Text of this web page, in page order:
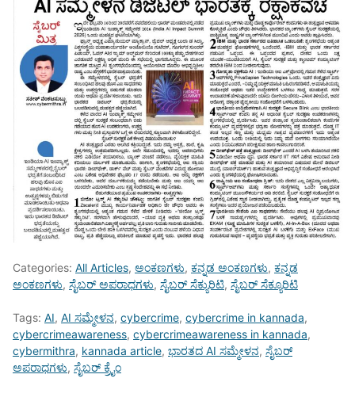
Categories: All Articles, ಅಂಕಣಗಳು, ಕನ್ನಡ ಅಂಕಣಗಳು, ಕನ್ನಡ
ಅಂಕಣಗಳು, ಸೈಬರ್ ಅಪರಾಧಗಳು, ಸೈಬರ್‌ ಸೆಕ್ಯುರಿಟಿ, ಸೈಬರ್ ಸೆಕ್ಯೂರಿಟಿ
Tags: AI, AI ಸಮ್ಮೇಳನ, cybercrime, cybercrime in kannada,
cybercrimeawareness, cybercrimeawareness in kannada,
cybermithra, kannada article, ಭಾರತದ AI ಸಮ್ಮೇಳನ, ಸೈಬರ್
ಅಪರಾಧಗಳು, ಸೈಬರ್ ಕ್ರೈಂ